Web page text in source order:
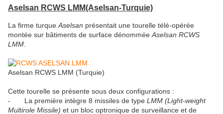
Aselsan RCWS LMM(Aselsan-Turquie)
La firme turque Aselsan présentait une tourelle télé-opérée
montée sur bâtiments de surface dénommée Aselsan RCWS
LMM
Aselsan RCWS LMM (Turquie)
Cette tourelle se présente sous deux configurations :
- La première intègre 8 missiles de type LMM (Light-weight
Multirole Missile) et un bloc optronique de surveillance et de